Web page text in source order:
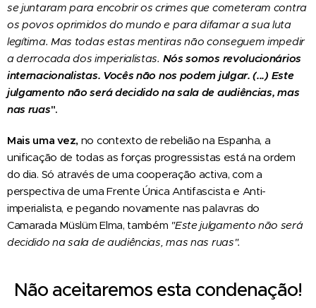
se juntaram para encobrir os crimes que cometeram contra
os povos oprimidos do mundo e para difamar a sua luta
legítima. Mas todas estas mentiras não conseguem impedir
a derrocada dos imperialistas. Nós somos revolucionários
internacionalistas. Vocês não nos podem julgar. (...) Este
julgamento não será decidido na sala de audiências, mas
nas ruas".
Mais uma vez, no contexto de rebelião na Espanha, a
unificação de todas as forças progressistas está na ordem
do dia. Só através de uma cooperação activa, com a
perspectiva de uma Frente Única Antifascista e Anti-
imperialista, e pegando novamente nas palavras do
Camarada Müslüm Elma, também "Este julgamento não será
decidido na sala de audiências, mas nas ruas".
Não aceitaremos esta condenação!